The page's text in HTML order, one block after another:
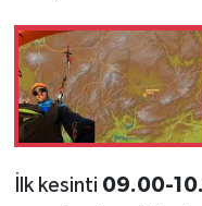
İlk kesinti 09.00-